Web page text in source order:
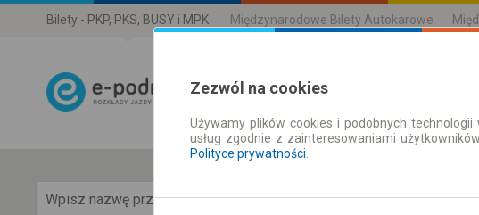
Bilety - PKP, PKS, BUSY i MPK Międzynarodowe Bilety Autokarowe
Rozkład Jazdy | Bilety
Pokaż rozkład
Zezwól na cookies
Używamy plików cookies i podobnych
usług zgodnie z zainteresowaniami
Polityce prywatności